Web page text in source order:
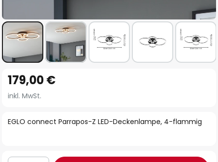
Anfang
der
springen
EGLO connect Parrapos-Z LED-Deckenlampe, 4-flammig
179,00 €
inkl. MwSt.